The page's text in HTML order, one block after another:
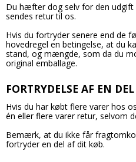
Du hæfter dog selv for den
sendes retur til os.
Hvis du fortryder senere end de
hovedregel en betingelse, at du
stand, og mængde, som da du
original emballage.
FORTRYDELSE AF EN
Hvis du har købt flere varer hos
én eller flere varer retur, selvom
Bemærk, at du ikke får
fortryder en del af dit køb.